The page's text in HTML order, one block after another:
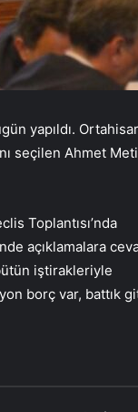
yapıldı. Ortahisar
seçilen Ahmet
Toplantısı’nda
açıklamalara
iştirakleriyle
borç var, battık